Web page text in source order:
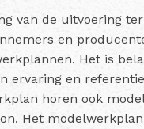
van de uitvoering
en
Het is
ervaring en
horen ook
Het